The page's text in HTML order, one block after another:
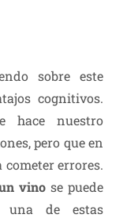
sobre este
cognitivos.
hace nuestro
pero que en
cometer errores.
vinose puede
una de estas